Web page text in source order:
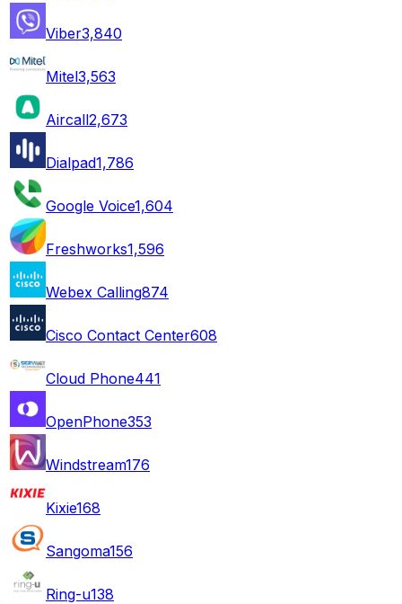
Viber3,840
Mitel3,563
Aircall2,673
Dialpad1,786
Google Voice1,604
Freshworks1,596
Webex Calling874
Cisco Contact Center608
Cloud Phone441
OpenPhone353
Windstream176
Kixie168
Sangoma156
Ring-u138